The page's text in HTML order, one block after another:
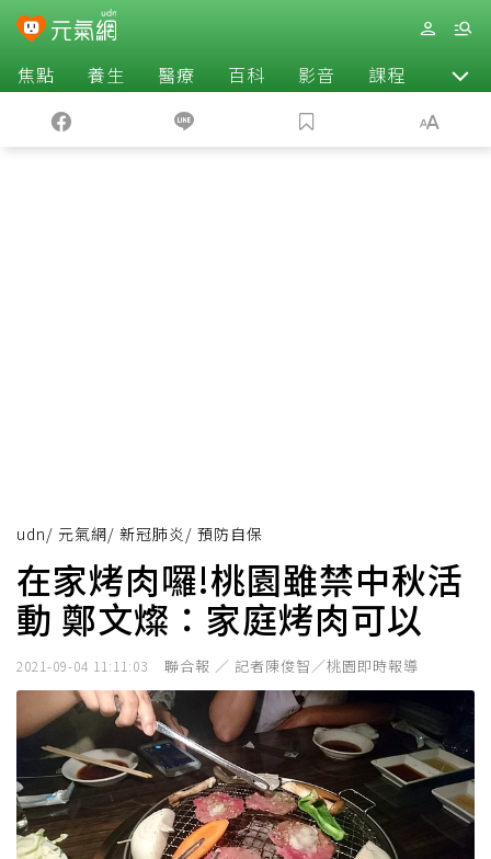
焦點 養生 醫療 百科 影音 課程 退休
udn/ 元氣網/ 新冠肺炎 / 預防自保
在家烤肉囉!桃園雖禁中秋活
動 鄭文燦：家庭烤肉可以
2021-09-04 11:11:03 聯合報 ／ 記者陳俊智／桃園即時報導